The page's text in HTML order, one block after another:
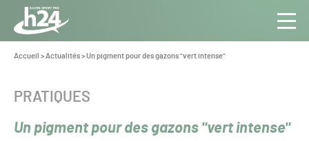
Panneau de gestion des cookies
Aller au contenu
Toute
l’info
Pro
Vous
Accueil >Actualités>Un pigment pour des gazons "vert intense"
Un pigment pour des gazons "vert intense"
CATÉGORIE :
PRATIQUES